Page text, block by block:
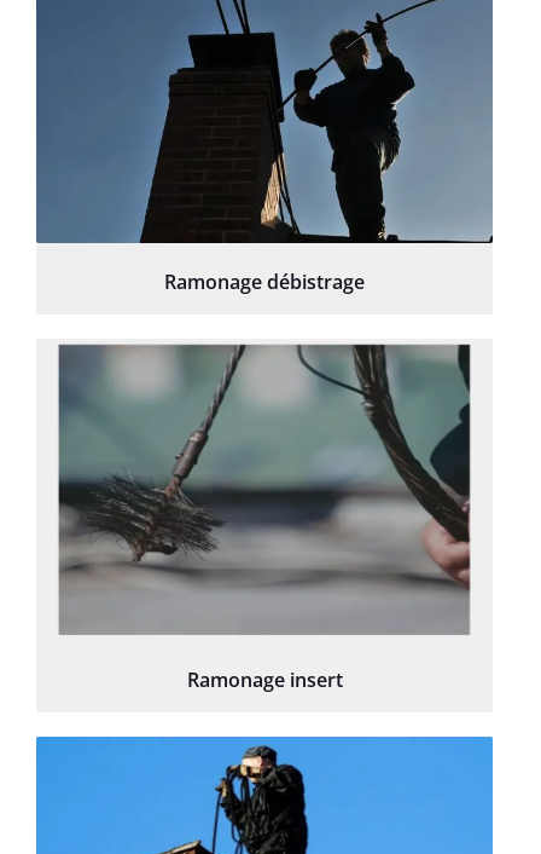
Ramonage débistrage
Ramonage insert